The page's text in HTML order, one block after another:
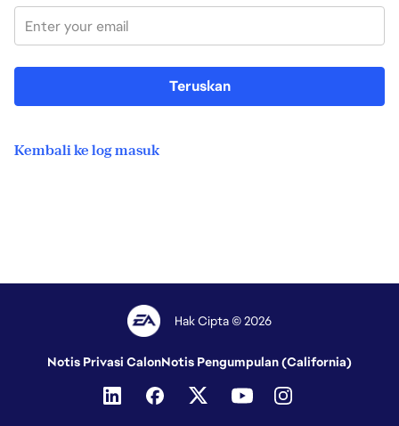
Teruskan
Kembali ke log masuk
Hak Cipta © 2026
Notis Privasi CalonNotis Pengumpulan (California)